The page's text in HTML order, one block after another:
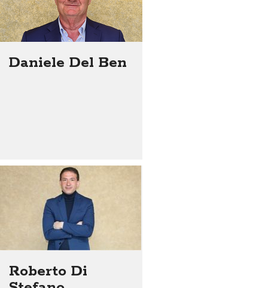
Daniele Del Ben
Roberto Di